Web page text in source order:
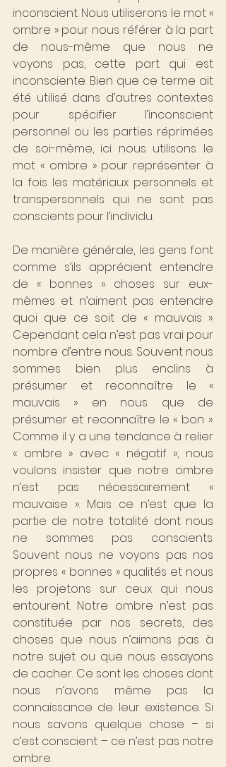
inconscient. Nous utiliserons le mot «
ombre » pour nous référer à la part
de nous-même que nous ne
voyons pas, cette part qui est
inconsciente. Bien que ce terme ait
été utilisé dans d’autres contextes
pour spécifier l’inconscient
personnel ou les parties réprimées
de soi-même, ici nous utilisons le
mot « ombre » pour représenter à
la fois les matériaux personnels et
transpersonnels qui ne sont pas
conscients pour l’individu.
De manière générale, les gens font
comme s’ils apprécient entendre
de « bonnes » choses sur eux-
mêmes et n’aiment pas entendre
quoi que ce soit de « mauvais ».
Cependant cela n’est pas vrai pour
nombre d’entre nous. Souvent nous
sommes bien plus enclins à
présumer et reconnaître le «
mauvais » en nous que de
présumer et reconnaître le « bon ».
Comme il y a une tendance à relier
« ombre » avec « négatif », nous
voulons insister que notre ombre
n’est pas nécessairement «
mauvaise ». Mais ce n’est que la
partie de notre totalité dont nous
ne sommes pas conscients.
Souvent nous ne voyons pas nos
propres « bonnes » qualités et nous
les projetons sur ceux qui nous
entourent. Notre ombre n’est pas
constituée par nos secrets, des
choses que nous n’aimons pas à
notre sujet ou que nous essayons
de cacher. Ce sont les choses dont
nous n’avons même pas la
connaissance de leur existence. Si
nous savons quelque chose – si
c’est conscient – ce n’est pas notre
ombre.